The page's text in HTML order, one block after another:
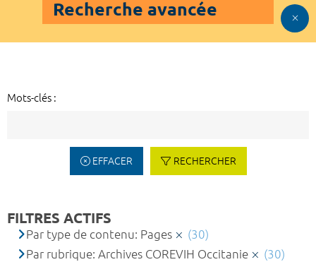
Recherche avancée
Mots-clés :
EFFACER RECHERCHER
FILTRES ACTIFS
Par type de contenu: Pages
(30)
Par rubrique: Archives COREVIH Occitanie
(30)